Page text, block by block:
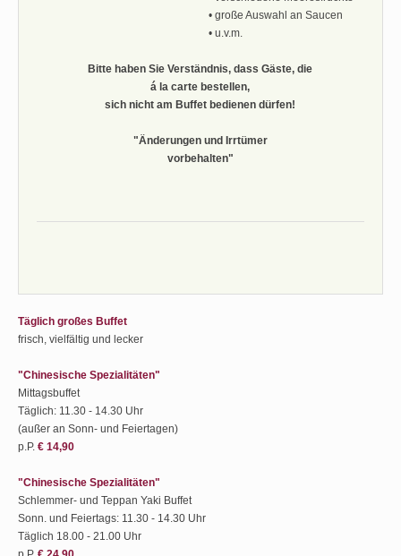
• große Auswahl an Saucen
• u.v.m.
Bitte haben Sie Verständnis, dass Gäste, die
á la carte bestellen,
sich nicht am Buffet bedienen dürfen!
"Änderungen und Irrtümer
vorbehalten"
Täglich großes Buffet
frisch, vielfältig und lecker
"Chinesische Spezialitäten"
Mittagsbuffet
Täglich: 11.30 - 14.30 Uhr
(außer an Sonn- und Feiertagen)
p.P. € 14,90
"Chinesische Spezialitäten"
Schlemmer- und Teppan Yaki Buffet
Sonn. und Feiertags: 11.30 - 14.30 Uhr
Täglich 18.00 - 21.00 Uhr